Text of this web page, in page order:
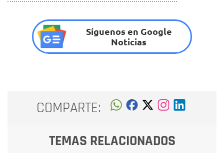
Síguenos en Google
Noticias
COMPARTE:
TEMAS RELACIONADOS